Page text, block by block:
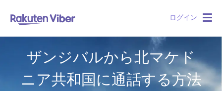
ログイン
ザンジバルから北マケド
ニア共和国に通話する方法